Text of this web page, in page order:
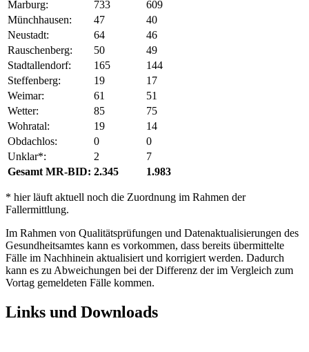
Marburg:
733
609
Münchhausen:
47
40
Neustadt:
64
46
Rauschenberg:
50
49
Stadtallendorf:
165
144
Steffenberg:
19
17
Weimar:
61
51
Wetter:
85
75
Wohratal:
19
14
Obdachlos:
0
0
Unklar*:
2
7
Gesamt MR-BID: 2.345 1.983
* hier läuft aktuell noch die Zuordnung im Rahmen der
Fallermittlung.
Im Rahmen von Qualitätsprüfungen und Datenaktualisierungen des
Gesundheitsamtes kann es vorkommen, dass bereits übermittelte
Fälle im Nachhinein aktualisiert und korrigiert werden. Dadurch
kann es zu Abweichungen bei der Differenz der im Vergleich zum
Vortag gemeldeten Fälle kommen.
Links und Downloads